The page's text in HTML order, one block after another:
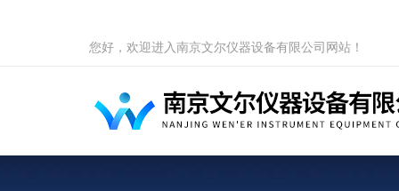
您好，欢迎进入南京文尔仪器设备有限公司网站！